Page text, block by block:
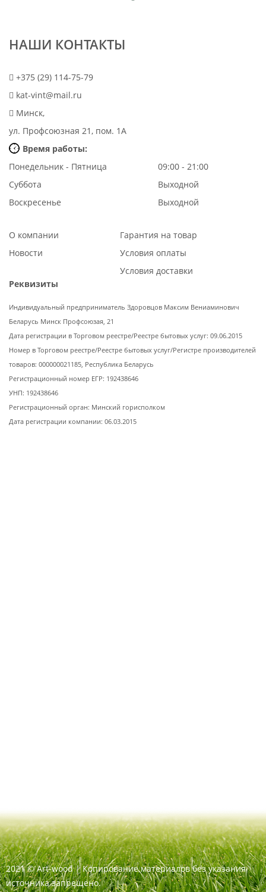
НАШИ КОНТАКТЫ
+375 (29) 114-75-79
kat-vint@mail.ru
Минск,
ул. Профсоюзная 21, пом. 1А
Время работы:
Понедельник - Пятница
09:00 - 21:00
Суббота
Выходной
Воскресенье
Выходной
О компании
Новости
Гарантия на товар
Условия оплаты
Условия доставки
Реквизиты
Индивидуальный предприниматель Здоровцов Максим Вениаминович
Беларусь Минск Профсоюзая, 21
Дата регистрации в Торговом реестре/Реестре бытовых услуг: 09.06.2015
Номер в Торговом реестре/Реестре бытовых услуг/Регистре производителей
товаров: 000000021185, Республика Беларусь
Регистрационный номер ЕГР: 192438646
УНП: 192438646
Регистрационный орган: Минский горисполком
Дата регистрации компании: 06.03.2015
2021 ©Art-wood |Копирование материалов без указания
источника запрещено.